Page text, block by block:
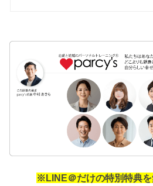
※LINE＠だけの特別特典を